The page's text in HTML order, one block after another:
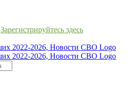
Зарегистрируйтесь здесь